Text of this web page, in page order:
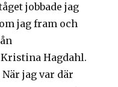
jobbade jag
jag fram och
Hagdahl.
jag var där